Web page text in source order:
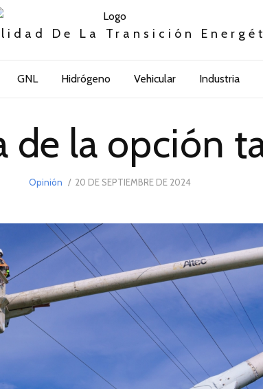
De La Transición
GNL Hidrógeno Vehicular Industria
de la opción
Opinión
POSTED
20 DE SEPTIEMBRE DE 2024